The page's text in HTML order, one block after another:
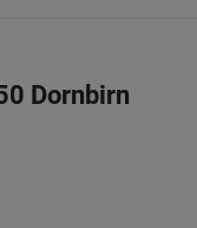
Dornbirn